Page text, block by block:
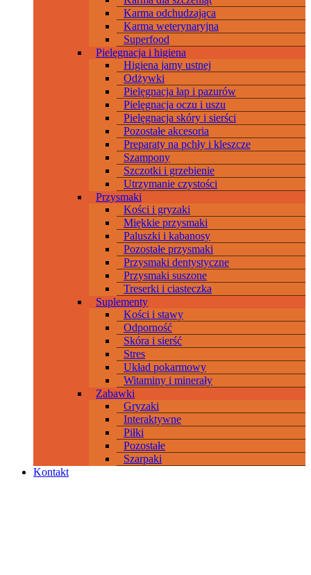
Karma odchudzająca
Karma weterynaryjna
Superfood
Pielęgnacja i higiena
Higiena jamy ustnej
Odżywki
Pielęgnacja łap i pazurów
Pielęgnacja oczu i uszu
Pielęgnacja skóry i sierści
Pozostałe akcesoria
Preparaty na pchły i kleszcze
Szampony
Szczotki i grzebienie
Utrzymanie czystości
Przysmaki
Kości i gryzaki
Miękkie przysmaki
Paluszki i kabanosy
Pozostałe przysmaki
Przysmaki dentystyczne
Przysmaki suszone
Treserki i ciasteczka
Suplementy
Kości i stawy
Odporność
Skóra i sierść
Stres
Układ pokarmowy
Witaminy i minerały
Zabawki
Gryzaki
Interaktywne
Piłki
Pozostałe
Szarpaki
Kontakt